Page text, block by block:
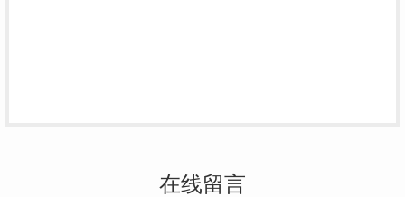
在线留言